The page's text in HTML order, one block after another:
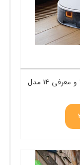
در این مقاله به بهترین جارو رباتیک 2025 و معرفی 14 مدل